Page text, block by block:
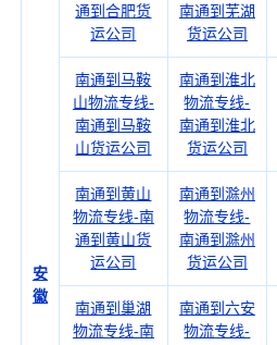
安
徽
通到合肥货
运公司
南通到芜湖
货运公司
南通到马鞍
山物流专线-
南通到马鞍
山货运公司
南通到淮北
物流专线-
南通到淮北
货运公司
南通到黄山
物流专线-南
通到黄山货
运公司
南通到滁州
物流专线-
南通到滁州
货运公司
南通到巢湖
物流专线-南
南通到六安
物流专线-